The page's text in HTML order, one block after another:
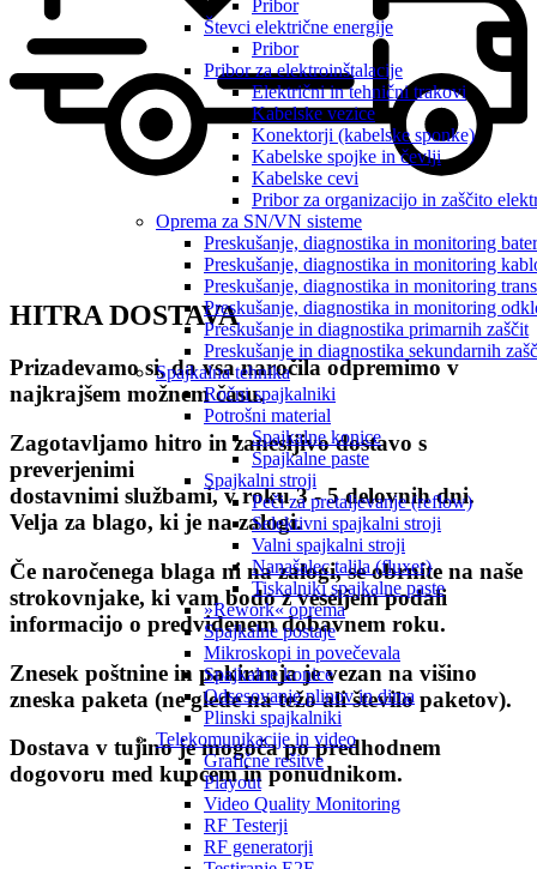
Pribor
Števci električne energije
Pribor
Pribor za elektroinštalacije
Električni in tehnični trakovi
Kabelske vezice
Konektorji (kabelske sponke)
Kabelske spojke in čevlji
Kabelske cevi
Pribor za organizacijo in zaščito
Oprema za SN/VN sisteme
Preskušanje, diagnostika in monitoring
Preskušanje, diagnostika in monitoring
Preskušanje, diagnostika in monitoring
Preskušanje, diagnostika in monitoring
Preskušanje in diagnostika primarnih zaščit
Preskušanje in diagnostika sekundarnih
Spajkalna tehnika
Ročni spajkalniki
Potrošni material
Spajkalne konice
Spajkalne paste
Spajkalni stroji
Peči za pretaljevanje (reflow)
Selektivni spajkalni stroji
Valni spajkalni stroji
Nanašalec talila (fluxer)
Tiskalniki spajkalne paste
»Rework« oprema
Spajkalne postaje
Mikroskopi in povečevala
Spajkalne konice
Odsesovanje plinov in dima
Plinski spajkalniki
Telekomunikacije in video
Grafične rešitve
Playout
Video Quality Monitoring
RF Testerji
RF generatorji
HITRA DOSTAVA
Prizadevamo si, da vsa naročila odpremimo v
najkrajšem možnem času.
Zagotavljamo hitro in zanesljivo dostavo s
preverjenimi
dostavnimi službami,v roku 3 - 5 delovnih dni.
Velja za blago, ki je na zalogi.
Če naročenega blaga ni na zalogi, se obrnite na naše
strokovnjake, ki vam bodo z veseljem podali
informacijo o predvidenem dobavnem roku.
Znesek poštnine in pakiranja jevezan na višino
zneska paketa (ne glede na težo ali število paketov).
Dostava v tujino je mogoča po predhodnem
dogovoru med kupcem in ponudnikom.